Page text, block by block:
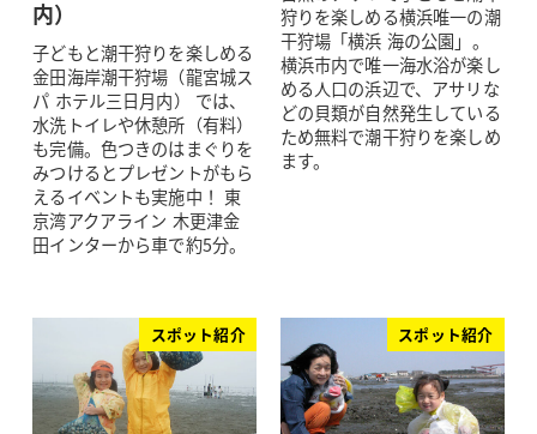
内）
子どもと潮干狩りを楽しめる
金田海岸潮干狩場（龍宮城ス
パ ホテル三日月内） では、
水洗トイレや休憩所（有料）
も完備。色つきのはまぐりを
みつけるとプレゼントがもら
えるイベントも実施中！ 東
京湾アクアライン 木更津金
田インターから車で約5分。
狩りを楽しめる横浜唯一の潮
干狩場「横浜 海の公園」。
横浜市内で唯一海水浴が楽し
める人口の浜辺で、アサリな
どの貝類が自然発生している
ため無料で潮干狩りを楽しめ
ます。
スポット紹介 スポット紹介